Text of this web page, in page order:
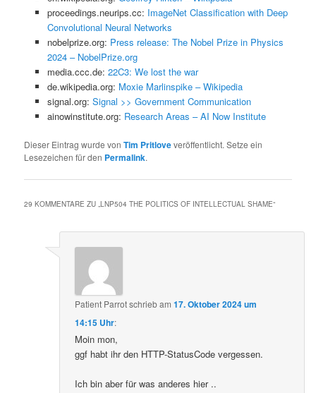
proceedings.neurips.cc: ImageNet Classification with Deep
Convolutional Neural Networks
nobelprize.org: Press release: The Nobel Prize in Physics
2024 – NobelPrize.org
media.ccc.de: 22C3: We lost the war
de.wikipedia.org: Moxie Marlinspike – Wikipedia
signal.org: Signal >> Government Communication
ainowinstitute.org: Research Areas – AI Now Institute
Dieser Eintrag wurde vonTim Pritloveveröffentlicht. Setze ein
Lesezeichen für den Permalink.
29 KOMMENTARE ZU „LNP504 THE POLITICS OF INTELLECTUAL SHAME“
Patient Parrotschriebam17. Oktober 2024 um
14:15 Uhr:
Moin mon,
ggf habt ihr den HTTP-StatusCode vergessen.
Ich bin aber für was anderes hier ..